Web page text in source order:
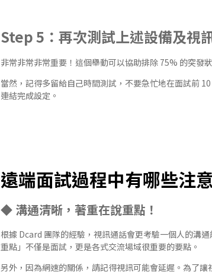
Step 5：再次測試上述設備及視
非常非常非常重要！這個舉動可以協助排除 75% 的突發
當然，記得多留給自己時間測試，不要急忙地在面試前
連結完成設定。
遠端面試過程中有哪些注
◆ 溝通清晰，著重在說重點！
根據 Dcard 團隊的經驗，視訊通話會更考驗一個人的溝
重點」不僅是面試，更是各式交流場域很重要的要點。
另外，因為網速的關係，請記得視訊可能會延遲。為了